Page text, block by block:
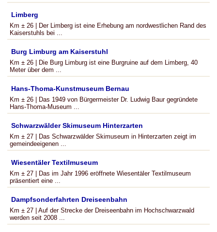
Limberg
Km ± 26 | Der Limberg ist eine Erhebung am nordwestlichen Rand des
Kaiserstuhls bei ...
Burg Limburg am Kaiserstuhl
Km ± 26 | Die Burg Limburg ist eine Burgruine auf dem Limberg, 40
Meter über dem ...
Hans-Thoma-Kunstmuseum Bernau
Km ± 26 | Das 1949 von Bürgermeister Dr. Ludwig Baur gegründete
Hans-Thoma-Museum ...
Schwarzwälder Skimuseum Hinterzarten
Km ± 27 | Das Schwarzwälder Skimuseum in Hinterzarten zeigt im
gemeindeeigenen ...
Wiesentäler Textilmuseum
Km ± 27 | Das im Jahr 1996 eröffnete Wiesentäler Textilmuseum
präsentiert eine ...
Dampfsonderfahrten Dreiseenbahn
Km ± 27 | Auf der Strecke der Dreiseenbahn im Hochschwarzwald
werden seit 2008 ...